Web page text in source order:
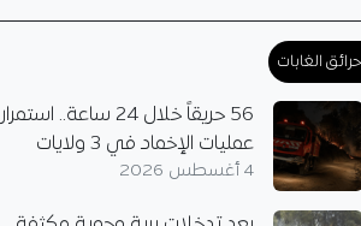
الغابات
56 حريقاً خلال 24 ساعة.. استمرار
عمليات الإخماد في 3 ولايات
4 أغسطس 2026